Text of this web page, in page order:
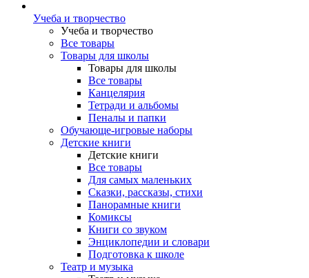
Учеба и творчество
Учеба и творчество
Все товары
Товары для школы
Товары для школы
Все товары
Канцелярия
Тетради и альбомы
Пеналы и папки
Обучающе-игровые наборы
Детские книги
Детские книги
Все товары
Для самых маленьких
Сказки, рассказы, стихи
Панорамные книги
Комиксы
Книги со звуком
Энциклопедии и словари
Подготовка к школе
Театр и музыка